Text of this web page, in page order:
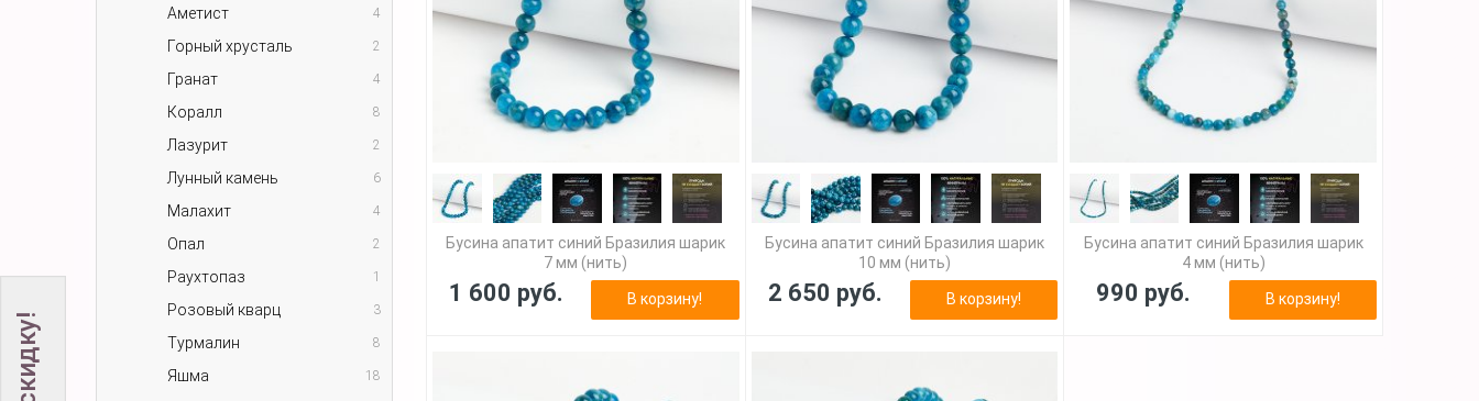
Аметист 4
Горный хрусталь 2
Гранат 4
Коралл 8
Лазурит 2
Лунный камень 6
Малахит 4
Опал 2
Раухтопаз 1
Розовый кварц 3
Турмалин 8
Яшма 18
Бусина апатит синий Бразилия шарик
7 мм (нить)
1 600 руб. В корзину!
Бусина апатит синий Бразилия шарик
10 мм (нить)
2 650 руб. В корзину!
Бусина апатит синий Бразилия шарик
4 мм (нить)
990 руб. В корзину!